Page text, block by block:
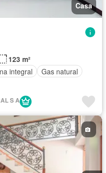
Casa
123 m²
integral
Gas natural
S A